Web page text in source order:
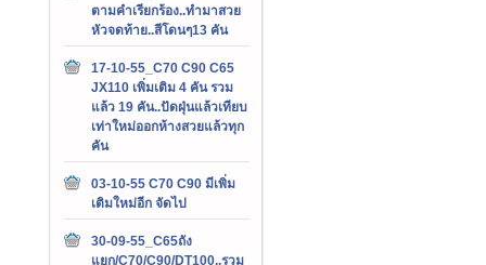
ตามคำเรียกร้อง..ทำมาสวย
หัวจดท้าย..สีโดนๆ13 คัน
17-10-55_C70 C90 C65
JX110 เพิ่มเติม 4 คัน รวม
แล้ว 19 คัน..ปัดฝุ่นแล้วเทียบ
เท่าใหม่ออกห้างสวยแล้วทุก
คัน
03-10-55 C70 C90 มีเพิ่ม
เติมใหม่อีก จัดไป
30-09-55_C65ถัง
แยก/C70/C90/DT100..รวม